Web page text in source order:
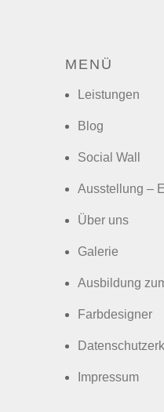
MENÜ
Leistungen
Blog
Social Wall
Ausstellung –
Über uns
Galerie
Ausbildung
Farbdesigner
Impressum